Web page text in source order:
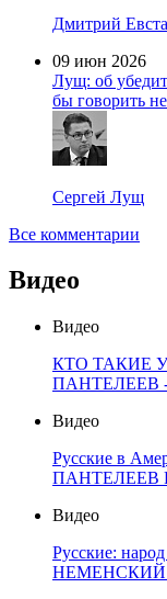
Дмитрий
09 июн 2026
Лущ: об
бы говорить
Сергей Лущ
Все комментарии
Видео
Видео
КТО ТАКИЕ
ПАНТЕЛЕЕВ -
Видео
Русские в
ПАНТЕЛЕЕВ
Видео
Русские:
НЕМЕНСКИЙ